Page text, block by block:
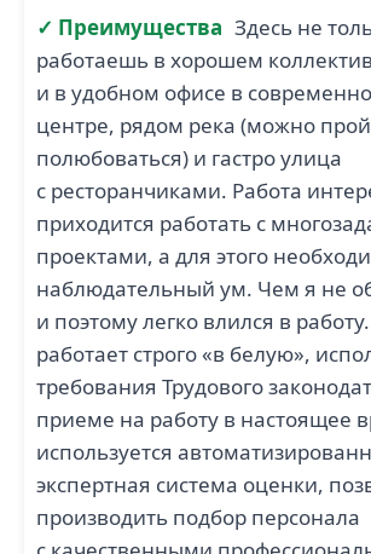
✓ Преимущества Здесь не
работаешь в хорошем
и в удобном офисе в
центре, рядом река (можно
полюбоваться) и гастро улица
с ресторанчиками. Работа
приходится работать с
проектами, а для этого
наблюдательный ум. Чем я не
и поэтому легко влился в
работает строго «в белую»,
требования Трудового
приеме на работу в настоящее
используется
экспертная система оценки,
производить подбор персонала